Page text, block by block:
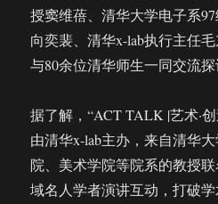
授窦维蓓、清华大学电子系
向奕裴、清华x-lab执行主任
与80余位清华师生一同交流探
据了解，“ACT TALK |艺术·
由清华x-lab主办，来自清华
院、美术学院等院系的教授
域名人学者演讲互动，打破